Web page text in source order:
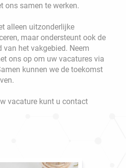
ons samen te werken.
alleen uitzonderlijke
maar ondersteunt ook de
het vakgebied. Neem
ons op om uw vacatures via
kunnen we de toekomst
vacature kunt u contact